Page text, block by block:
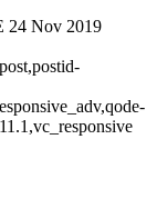
24 Nov 2019